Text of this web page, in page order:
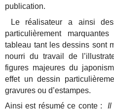
publication.
Le réalisateur a ainsi
particulièrement
tableau tant les dessins sont
nourri du travail de
figures majeures du
effet un dessin
gravures ou d’estampes.
Ainsi est résumé ce conte : Il